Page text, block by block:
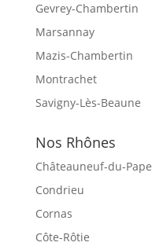
Gevrey-Chambertin
Marsannay
Mazis-Chambertin
Montrachet
Savigny-Lès-Beaune
Nos Rhônes
Châteauneuf-du-Pape
Condrieu
Cornas
Côte-Rôtie